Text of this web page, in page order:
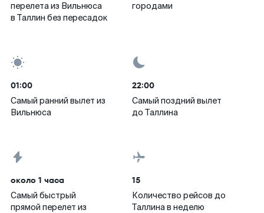
перелета из Вильнюса
в Таллин без пересадок
городами
01:00
Самый ранний вылет из
Вильнюса
22:00
Самый поздний вылет
до Таллина
около 1 часа
Самый быстрый
прямой перелет из
15
Количество рейсов до
Таллина в неделю